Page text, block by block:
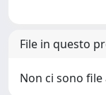
File in questo
Non ci sono